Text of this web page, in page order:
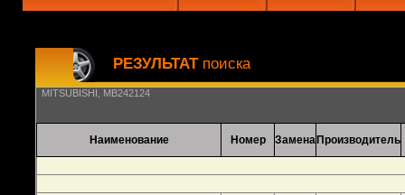
РЕЗУЛЬТАТ поиска
MITSUBISHI, MB242124
Наименование Номер Замена Производитель